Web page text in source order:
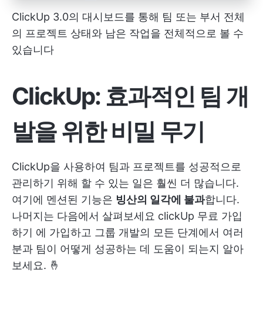
ClickUp 3.0의 대시보드를 통해 팀 또는 부서 전체
의 프로젝트 상태와 남은 작업을 전체적으로 볼 수
있습니다
ClickUp: 효과적인 팀 개
발을 위한 비밀 무기
ClickUp을 사용하여 팀과 프로젝트를 성공적으로
관리하기 위해 할 수 있는 일은 훨씬 더 많습니다.
여기에 멘션된 기능은 빙산의 일각에 불과합니다.
나머지는 다음에서 살펴보세요 clickUp 무료 가입
하기 에 가입하고 그룹 개발의 모든 단계에서 여러
분과 팀이 어떻게 성공하는 데 도움이 되는지 알아
보세요. 🤞